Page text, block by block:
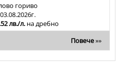
гориво
лв./л.на дребно
Повече»»